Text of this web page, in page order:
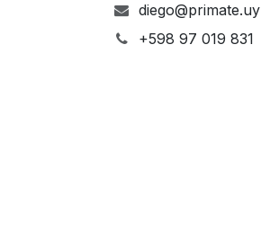
diego@primate.uy
+598 97 019 831